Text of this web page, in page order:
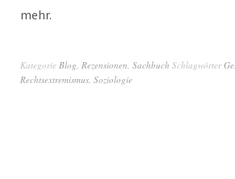
mehr.
Kategorie Blog, Rezensionen, Sachbuch Schlagwörter
Rechtsextremismus, Soziologie